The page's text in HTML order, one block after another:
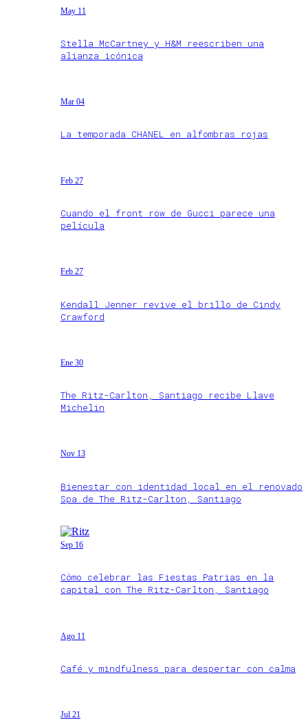
May 11
Stella McCartney y H&M reescriben una
alianza icónica
Mar 04
La temporada CHANEL en alfombras rojas
Feb 27
Cuando el front row de Gucci parece una
película
Feb 27
Kendall Jenner revive el brillo de Cindy
Crawford
Ene 30
The Ritz-Carlton, Santiago recibe Llave
Michelin
Nov 13
Bienestar con identidad local en el renovado
Spa de The Ritz-Carlton, Santiago
Sep 16
Cómo celebrar las Fiestas Patrias en la
capital con The Ritz-Carlton, Santiago
Ago 11
Café y mindfulness para despertar con calma
Jul 21